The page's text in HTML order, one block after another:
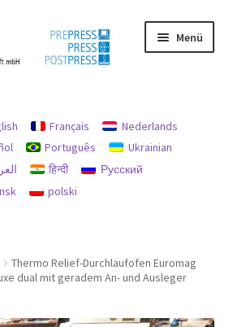
Menü
Français
Nederlands
Português
Ukrainian
हिन्दी
Русский
polski
Thermo Relief-Durchlaufofen Euromag
dual mit geradem An- und Ausleger